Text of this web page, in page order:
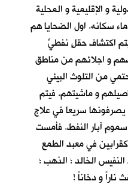
و الإقليمية و المحلية
سكانه. اول الضحايا هم
اكتشاف حقلٍ نفطيٍّ
و اجلائهم من مناطق
من التلوث البيئي
و ماشيتهم. فيتم
سريعا في علاج
آبار النفط. فأمست
في معبد الطمع
الخالد ؛ الذهب ؛
ناراً و دخاناً !